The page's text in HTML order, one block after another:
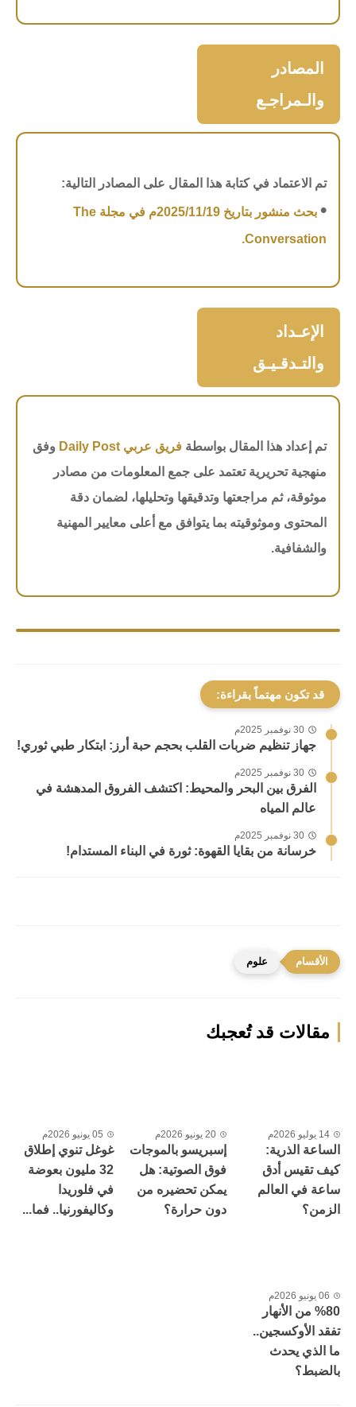
المصادر
والـمراجـع
تم الاعتماد في كتابة هذا المقال على المصادر التالية:
•
بحث منشور بتاريخ 2025/11/19م في مجلة The
Conversation.
الإعـداد
والتـدقـيـق
تم إعداد هذا المقال بواسطة فريق عربي Daily Post
وفق
منهجية تحريرية تعتمد على جمع المعلومات من مصادر
موثوقة، ثم مراجعتها وتدقيقها وتحليلها، لضمان دقة
المحتوى وموثوقيته بما يتوافق مع أعلى معايير المهنية
والشفافية.
قد تكون مهتماً بقراءة:
30 نوفمبر 2025م
جهاز تنظيم ضربات القلب بحجم حبة أرز: ابتكار طبي ثوري!
30 نوفمبر 2025م
الفرق بين البحر والمحيط: اكتشف الفروق المدهشة في
عالم المياه
30 نوفمبر 2025م
خرسانة من بقايا القهوة: ثورة في البناء المستدام!
علوم
مقالات قد تُعجبك
14 يوليو 2026م
الساعة الذرية:
كيف تقيس أدق
ساعة في العالم
الزمن؟
20 يونيو 2026م
إسبريسو بالموجات
فوق الصوتية: هل
يمكن تحضيره من
دون حرارة؟
05 يونيو 2026م
غوغل تنوي إطلاق
32 مليون بعوضة
في فلوريدا
وكاليفورنيا.. فما...
06 يونيو 2026م
%80 من الأنهار
تفقد الأوكسجين..
ما الذي يحدث
بالضبط؟